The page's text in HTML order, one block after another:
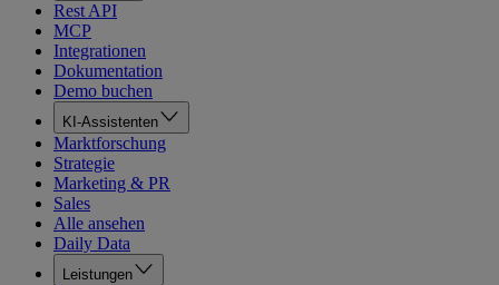
Rest API
MCP
Integrationen
Dokumentation
Demo buchen
KI-Assistenten
Marktforschung
Strategie
Marketing & PR
Sales
Alle ansehen
Daily Data
Leistungen